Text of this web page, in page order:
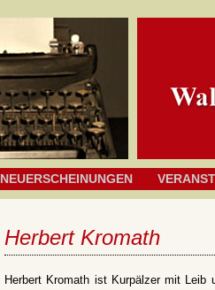
NEUERSCHEINUNGEN
Herbert Kromath
Herbert Kromath ist Kurpälzer mit Leib